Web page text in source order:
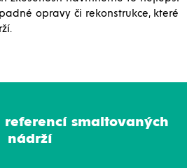
opravy či rekonstrukce, které
referencí smaltovaných
nádrží